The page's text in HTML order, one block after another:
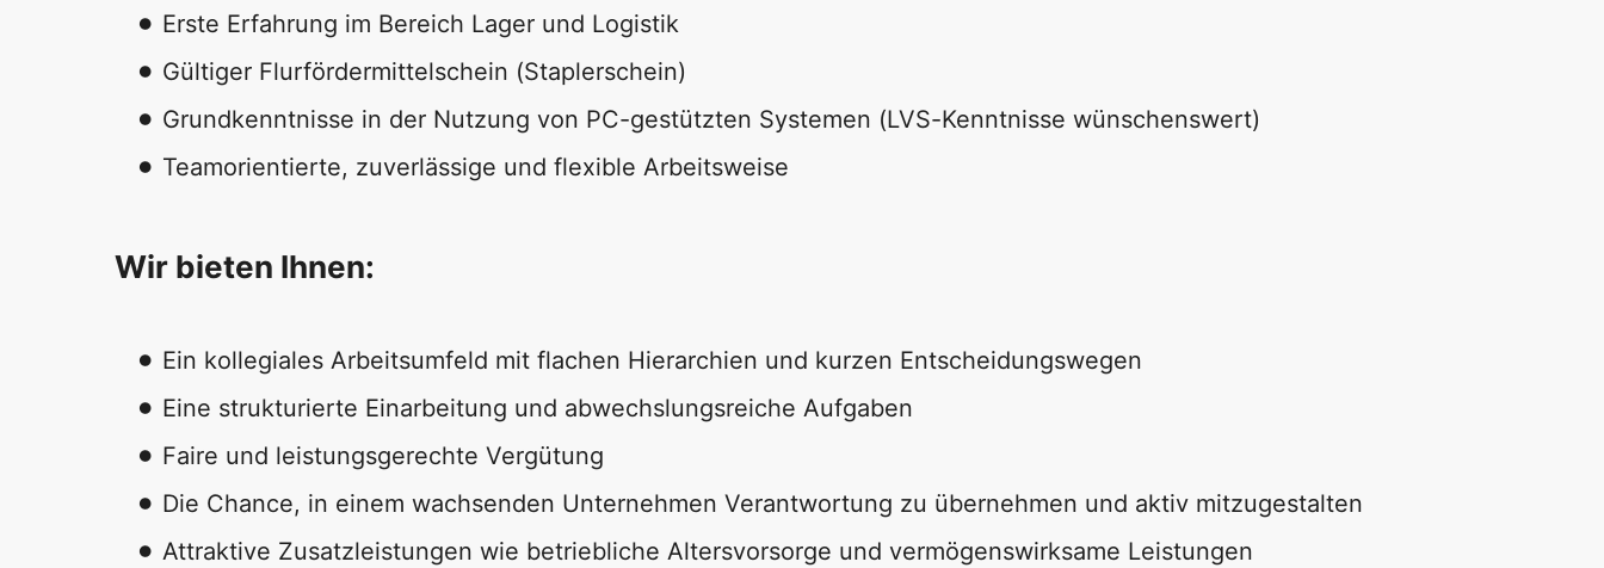
Erste Erfahrung im Bereich Lager und Logistik
Gültiger Flurfördermittelschein (Staplerschein)
Grundkenntnisse in der Nutzung von PC-gestützten Systemen (LVS-Kenntnisse wünschenswert)
Teamorientierte, zuverlässige und flexible Arbeitsweise
Wir bieten Ihnen:
Ein kollegiales Arbeitsumfeld mit flachen Hierarchien und kurzen Entscheidungswegen
Eine strukturierte Einarbeitung und abwechslungsreiche Aufgaben
Faire und leistungsgerechte Vergütung
Die Chance, in einem wachsenden Unternehmen Verantwortung zu übernehmen und aktiv mitzugestalten
Attraktive Zusatzleistungen wie betriebliche Altersvorsorge und vermögenswirksame Leistungen